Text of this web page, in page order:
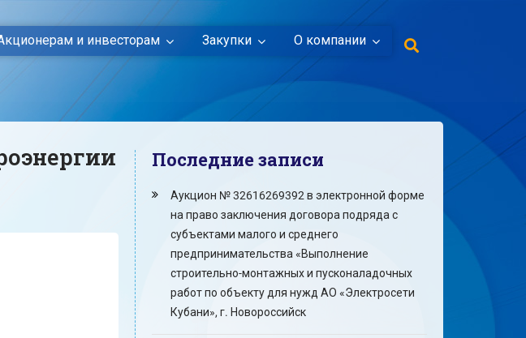
и инвесторам Закупки О компании
Последние записи
Аукцион № 32616269392 в электронной форме
на право заключения договора подряда с
субъектами малого и среднего
предпринимательства «Выполнение
строительно-монтажных и пусконаладочных
работ по объекту для нужд АО «Электросети
Кубани», г. Новороссийск